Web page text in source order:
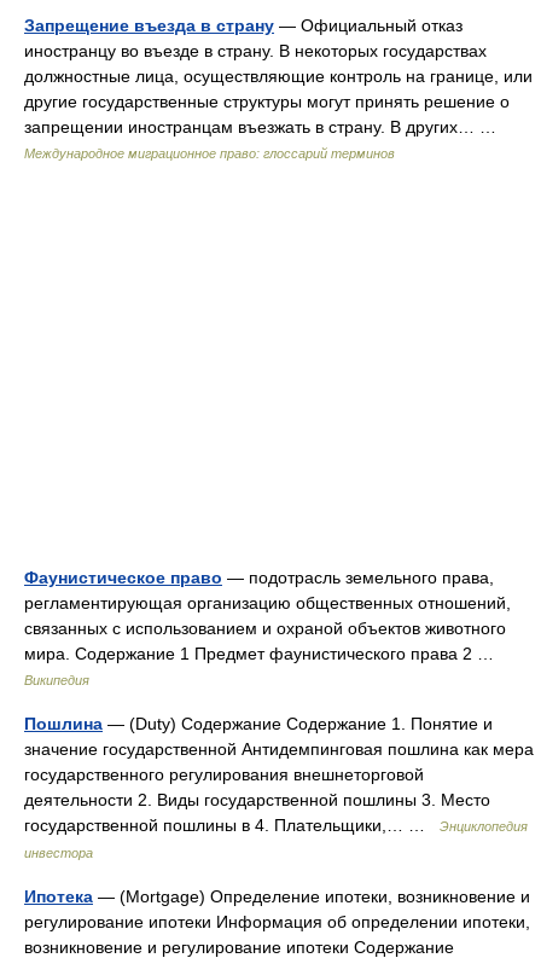
Запрещение въезда в страну — Официальный отказ
иностранцу во въезде в страну. В некоторых государствах
должностные лица, осуществляющие контроль на границе, или
другие государственные структуры могут принять решение о
запрещении иностранцам въезжать в страну. В других… …
Международное миграционное право: глоссарий терминов
Фаунистическое право — подотрасль земельного права,
регламентирующая организацию общественных отношений,
связанных с использованием и охраной объектов животного
мира. Содержание 1 Предмет фаунистического права 2 …
Википедия
Пошлина — (Duty) Содержание Содержание 1. Понятие и
значение государственной Антидемпинговая пошлина как мера
государственного регулирования внешнеторговой
деятельности 2. Виды государственной пошлины 3. Место
государственной пошлины в 4. Плательщики,… …
Энциклопедия
инвестора
Ипотека — (Mortgage) Определение ипотеки, возникновение и
регулирование ипотеки Информация об определении ипотеки,
возникновение и регулирование ипотеки Содержание